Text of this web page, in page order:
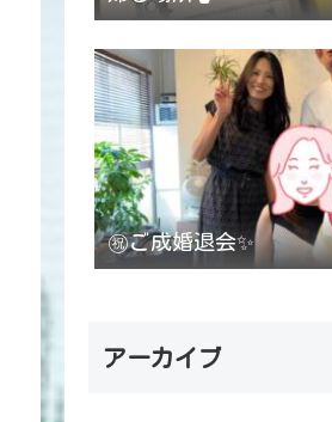
㊗️ご成婚退会✨
アーカイブ